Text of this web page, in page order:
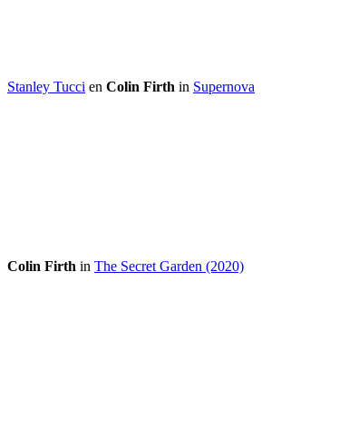
Stanley Tucci en Colin Firth in Supernova
Colin Firth in The Secret Garden (2020)